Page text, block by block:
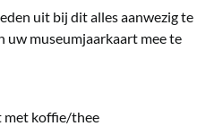
uit bij dit alles aanwezig te
uw museumjaarkaart mee te
met koffie/thee